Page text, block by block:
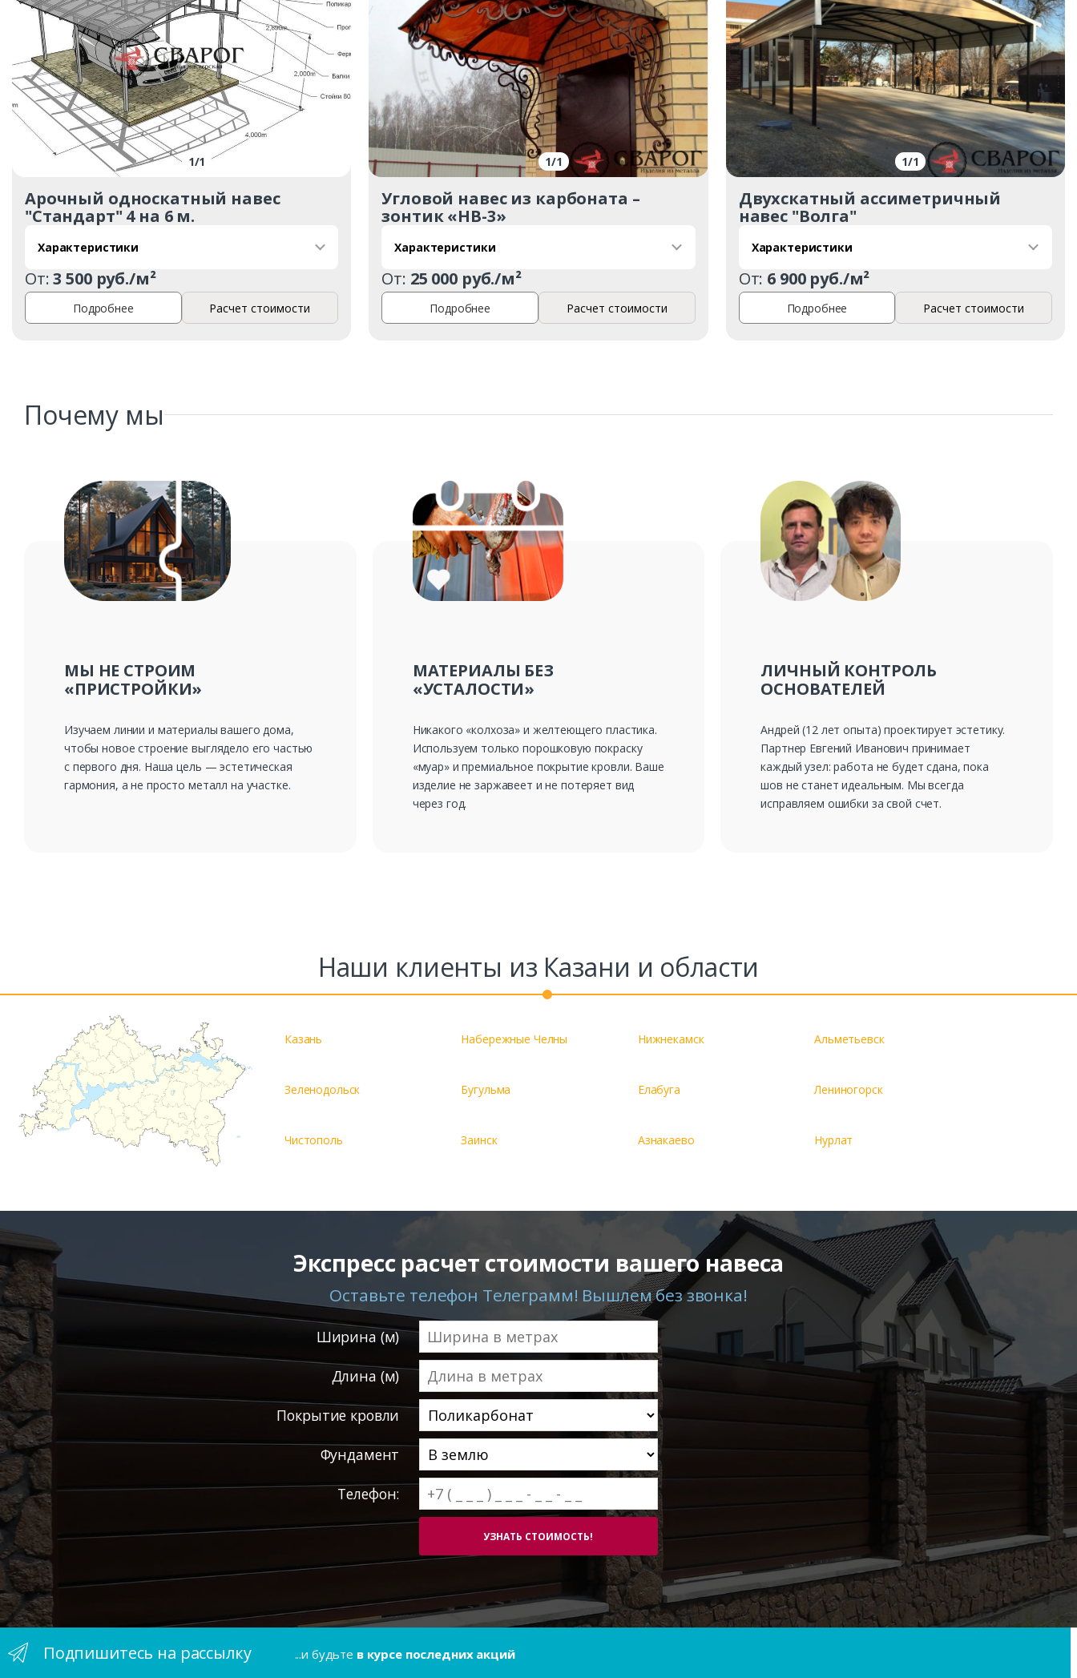
Заказать
Ваш телефон*
Комментарий к заказу
1/1
Арочный односкатный навес
"Стандарт" 4 на 6 м.
Характеристики
От:3 500 руб./м²
Подробнее Расчет стоимости
1/1
Угловой навес из карбоната –
зонтик «НВ-3»
Характеристики
От: 25 000 руб./м²
Подробнее Расчет стоимости
1/1
Двухскатный ассиметричный
навес "Волга"
Характеристики
От: 6 900 руб./м²
Подробнее Расчет стоимости
Почему мы
МЫ НЕ СТРОИМ
«ПРИСТРОЙКИ»
Изучаем линии и материалы вашего дома,
чтобы новое строение выглядело его частью
с первого дня. Наша цель — эстетическая
гармония, а не просто металл на участке.
МАТЕРИАЛЫ БЕЗ
«УСТАЛОСТИ»
Никакого «колхоза» и желтеющего пластика.
Используем только порошковую покраску
«муар» и премиальное покрытие кровли. Ваше
изделие не заржавеет и не потеряет вид
через год.
ЛИЧНЫЙ КОНТРОЛЬ
ОСНОВАТЕЛЕЙ
Андрей (12 лет опыта) проектирует эстетику.
Партнер Евгений Иванович принимает
каждый узел: работа не будет сдана, пока
шов не станет идеальным. Мы всегда
исправляем ошибки за свой счет.
Наши клиенты из Казани и области
Казань Набережные Челны Нижнекамск Альметьевск
Зеленодольск Бугульма Елабуга Лениногорск
Чистополь Заинск Азнакаево Нурлат
Экспресс расчет стоимости вашего навеса
Оставьте телефон Телеграмм! Вышлем без звонка!
Ширина (м)
Длина (м)
Покрытие кровли
Фундамент
Телефон:
Подпишитесь на рассылку ...и будьте в курсе последних акций